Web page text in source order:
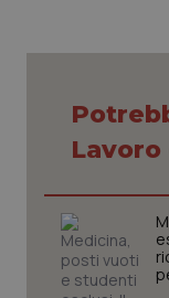
Sicilia
Umbria